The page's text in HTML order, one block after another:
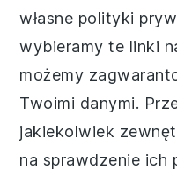
własne polityki
wybieramy te linki
możemy
Twoimi danymi.
jakiekolwiek
na sprawdzenie